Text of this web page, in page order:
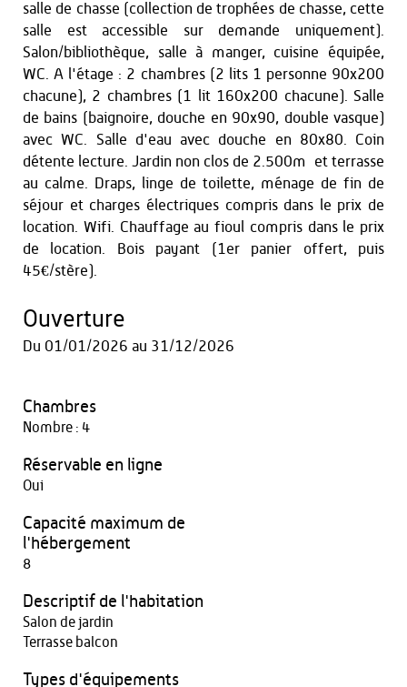
salle de chasse (collection de trophées de chasse, cette
salle est accessible sur demande uniquement).
Salon/bibliothèque, salle à manger, cuisine équipée,
WC. A l'étage : 2 chambres (2 lits 1 personne 90x200
chacune), 2 chambres (1 lit 160x200 chacune). Salle
de bains (baignoire, douche en 90x90, double vasque)
avec WC. Salle d'eau avec douche en 80x80. Coin
détente lecture. Jardin non clos de 2.500m² et terrasse
au calme. Draps, linge de toilette, ménage de fin de
séjour et charges électriques compris dans le prix de
location. Wifi. Chauffage au fioul compris dans le prix
de location. Bois payant (1er panier offert, puis
45€/stère).
Ouverture
Du 01/01/2026 au 31/12/2026
Chambres
Nombre : 4
Réservable en ligne
Oui
Capacité maximum de
l'hébergement
8
Descriptif de l'habitation
Salon de jardin
Terrasse balcon
Types d'équipements